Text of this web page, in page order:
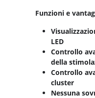
Funzioni e
LED
Controllo
della
Controllo
cluster
Nessuna